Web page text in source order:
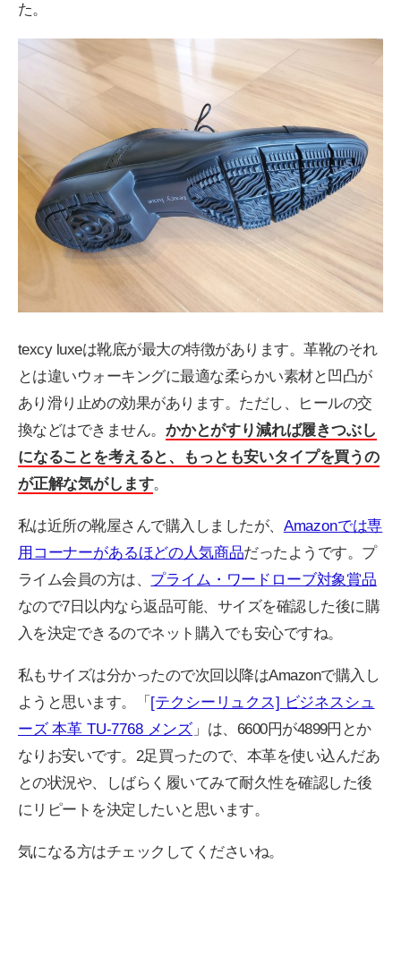
た。
texcy luxeは靴底が最大の特徴があります。革靴のそれ
とは違いウォーキングに最適な柔らかい素材と凹凸が
あり滑り止めの効果があります。ただし、ヒールの交
換などはできません。 かかとがすり減れば履きつぶし
になることを考えると、もっとも安いタイプを買うの
が正解な気がします。
私は近所の靴屋さんで購入しましたが、 Amazonでは専
用コーナーがあるほどの人気商品だったようです。プ
ライム会員の方は、 プライム・ワードローブ対象賞品
なので7日以内なら返品可能、サイズを確認した後に購
入を決定できるのでネット購入でも安心ですね。
私もサイズは分かったので次回以降はAmazonで購入し
ようと思います。「 [テクシーリュクス] ビジネスシュ
ーズ 本革 TU-7768 メンズ 」は、6600円が4899円とか
なりお安いです。2足買ったので、本革を使い込んだあ
との状況や、しばらく履いてみて耐久性を確認した後
にリピートを決定したいと思います。
気になる方はチェックしてくださいね。